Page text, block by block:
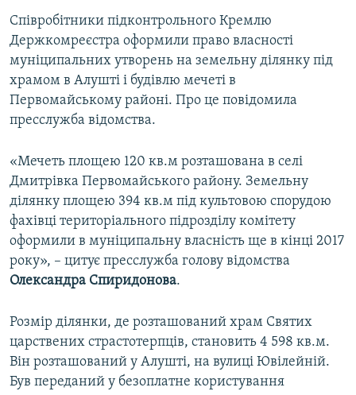
Усі сайти RFE/RL
Співробітники підконтрольного Кремлю
Держкомреєстра оформили право власності
муніципальних утворень на земельну ділянку під
храмом в Алушті і будівлю мечеті в
Первомайському районі. Про це повідомила
пресслужба відомства.
«Мечеть площею 120 кв.м розташована в селі
Дмитрівка Первомайського району. Земельну
ділянку площею 394 кв.м під культовою спорудою
фахівці територіального підрозділу комітету
оформили в муніципальну власність ще в кінці 2017
року», – цитує пресслужба голову відомства
Олександра Спиридонова.
Розмір ділянки, де розташований храм Святих
царствених страстотерпців, становить 4 598 кв.м.
Він розташований у Алушті, на вулиці Ювілейній.
Був переданий у безоплатне користування